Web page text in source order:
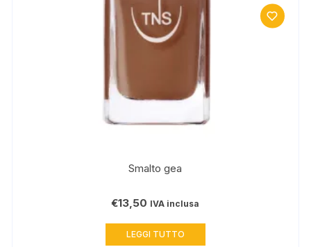
Smalto gea
€13,50 IVA inclusa
LEGGI TUTTO